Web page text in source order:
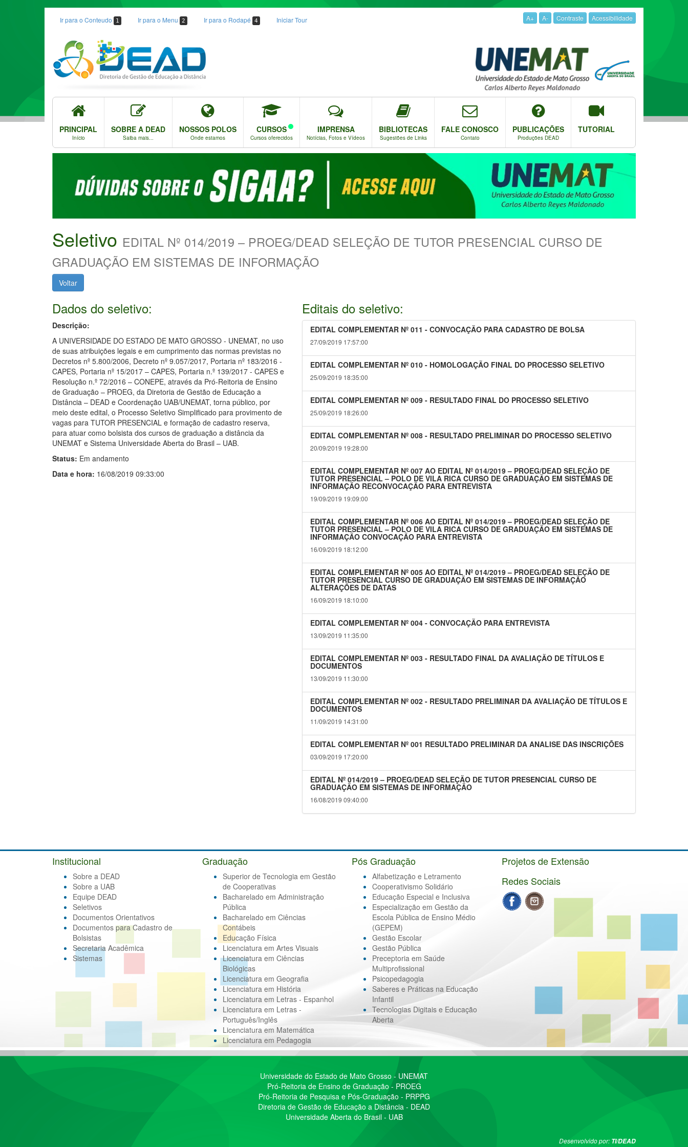
Ir para o Conteudo 1 Ir para o Menu 2 Ir para o Rodapé 4 Iniciar Tour A+ A- Contraste Acessibilidade
PRINCIPAL
Início
SOBRE A DEAD
Saiba mais...
NOSSOS POLOS
Onde estamos
CURSOS
Cursos oferecidos
IMPRENSA
Notícias, Fotos e Vídeos
BIBLIOTECAS
Sugestões de Links
FALE CONOSCO
Contato
PUBLICAÇÕES
Produções DEAD
TUTORIAL
Seletivo EDITAL Nº 014/2019 – PROEG/DEAD SELEÇÃO DE TUTOR PRESENCIAL CURSO DE
GRADUAÇÃO EM SISTEMAS DE INFORMAÇÃO
Voltar
Dados do seletivo:
Descrição:
A UNIVERSIDADE DO ESTADO DE MATO GROSSO - UNEMAT, no uso
de suas atribuições legais e em cumprimento das normas previstas no
Decretos nº 5.800/2006, Decreto nº 9.057/2017, Portaria nº 183/2016 -
CAPES, Portaria nº 15/2017 – CAPES, Portaria n.º 139/2017 - CAPES e
Resolução n.º 72/2016 – CONEPE, através da Pró-Reitoria de Ensino
de Graduação – PROEG, da Diretoria de Gestão de Educação a
Distância – DEAD e Coordenação UAB/UNEMAT, torna público, por
meio deste edital, o Processo Seletivo Simplificado para provimento de
vagas para TUTOR PRESENCIAL e formação de cadastro reserva,
para atuar como bolsista dos cursos de graduação a distância da
UNEMAT e Sistema Universidade Aberta do Brasil – UAB.
Status: Em andamento
Data e hora: 16/08/2019 09:33:00
Editais do seletivo:
EDITAL COMPLEMENTAR Nº 011 - CONVOCAÇÃO PARA CADASTRO DE BOLSA
27/09/2019 17:57:00
EDITAL COMPLEMENTAR Nº 010 - HOMOLOGAÇÃO FINAL DO PROCESSO SELETIVO
25/09/2019 18:35:00
EDITAL COMPLEMENTAR Nº 009 - RESULTADO FINAL DO PROCESSO SELETIVO
25/09/2019 18:26:00
EDITAL COMPLEMENTAR Nº 008 - RESULTADO PRELIMINAR DO PROCESSO SELETIVO
20/09/2019 19:28:00
EDITAL COMPLEMENTAR Nº 007 AO EDITAL Nº 014/2019 – PROEG/DEAD SELEÇÃO DE
TUTOR PRESENCIAL – POLO DE VILA RICA CURSO DE GRADUAÇÃO EM SISTEMAS DE
INFORMAÇÃO RECONVOCAÇÃO PARA ENTREVISTA
19/09/2019 19:09:00
EDITAL COMPLEMENTAR Nº 006 AO EDITAL Nº 014/2019 – PROEG/DEAD SELEÇÃO DE
TUTOR PRESENCIAL – POLO DE VILA RICA CURSO DE GRADUAÇÃO EM SISTEMAS DE
INFORMAÇÃO CONVOCAÇÃO PARA ENTREVISTA
16/09/2019 18:12:00
EDITAL COMPLEMENTAR Nº 005 AO EDITAL Nº 014/2019 – PROEG/DEAD SELEÇÃO DE
TUTOR PRESENCIAL CURSO DE GRADUAÇÃO EM SISTEMAS DE INFORMAÇÃO
ALTERAÇÕES DE DATAS
16/09/2019 18:10:00
EDITAL COMPLEMENTAR Nº 004 - CONVOCAÇÃO PARA ENTREVISTA
13/09/2019 11:35:00
EDITAL COMPLEMENTAR Nº 003 - RESULTADO FINAL DA AVALIAÇÃO DE TÍTULOS E
DOCUMENTOS
13/09/2019 11:30:00
EDITAL COMPLEMENTAR Nº 002 - RESULTADO PRELIMINAR DA AVALIAÇÃO DE TÍTULOS E
DOCUMENTOS
11/09/2019 14:31:00
EDITAL COMPLEMENTAR Nº 001 RESULTADO PRELIMINAR DA ANALISE DAS INSCRIÇÕES
03/09/2019 17:20:00
EDITAL Nº 014/2019 – PROEG/DEAD SELEÇÃO DE TUTOR PRESENCIAL CURSO DE
GRADUAÇÃO EM SISTEMAS DE INFORMAÇÃO
16/08/2019 09:40:00
Institucional
Sobre a DEAD
Sobre a UAB
Equipe DEAD
Seletivos
Documentos Orientativos
Documentos para Cadastro de
Bolsistas
Secretaria Acadêmica
Sistemas
Graduação
Superior de Tecnologia em Gestão
de Cooperativas
Bacharelado em Administração
Pública
Bacharelado em Ciências
Contábeis
Educação Física
Licenciatura em Artes Visuais
Licenciatura em Ciências
Biológicas
Licenciatura em Geografia
Licenciatura em História
Licenciatura em Letras - Espanhol
Licenciatura em Letras -
Português/Inglês
Licenciatura em Matemática
Licenciatura em Pedagogia
Pós Graduação
Alfabetização e Letramento
Cooperativismo Solidário
Educação Especial e Inclusiva
Especialização em Gestão da
Escola Pública de Ensino Médio
(GEPEM)
Gestão Escolar
Gestão Pública
Preceptoria em Saúde
Multiprofissional
Psicopedagogia
Saberes e Práticas na Educação
Infantil
Tecnologias Digitais e Educação
Aberta
Projetos de Extensão
Redes Sociais
Universidade do Estado de Mato Grosso - UNEMAT
Pró-Reitoria de Ensino de Graduação - PROEG
Pró-Reitoria de Pesquisa e Pós-Graduação - PRPPG
Diretoria de Gestão de Educação a Distância - DEAD
Universidade Aberta do Brasil - UAB
Desenvolvido por: TI/DEAD